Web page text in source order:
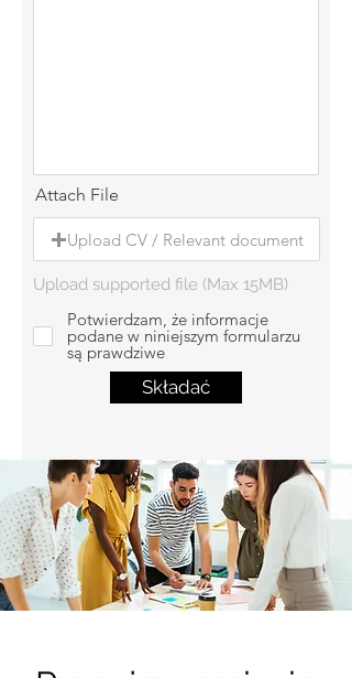
Attach File
Upload CV / Relevant document
Upload supported file (Max 15MB)
Potwierdzam, że informacje
podane w niniejszym formularzu
są prawdziwe
Składać